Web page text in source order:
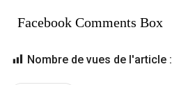
Facebook Comments Box
Nombre de vues de l'article :